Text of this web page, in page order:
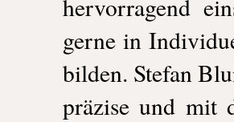
hervorragend
gerne in
bilden. Stefan
präzise und mit